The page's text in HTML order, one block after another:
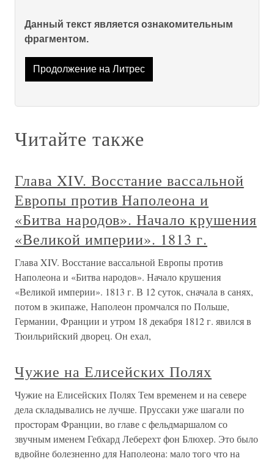
Данный текст является ознакомительным
фрагментом.
Продолжение на Литрес
Читайте также
Глава XIV. Восстание вассальной
Европы против Наполеона и
«Битва народов». Начало крушения
«Великой империи». 1813 г.
Глава XIV. Восстание вассальной Европы против
Наполеона и «Битва народов». Начало крушения
«Великой империи». 1813 г. В 12 суток, сначала в санях,
потом в экипаже, Наполеон промчался по Польше,
Германии, Франции и утром 18 декабря 1812 г. явился в
Тюильрийский дворец. Он ехал,
Чужие на Елисейских Полях
Чужие на Елисейских Полях Тем временем и на севере
дела складывались не лучше. Пруссаки уже шагали по
просторам Франции, во главе с фельдмаршалом со
звучным именем Гебхард Леберехт фон Блюхер. Это было
вдвойне болезненно для Наполеона: мало того что на